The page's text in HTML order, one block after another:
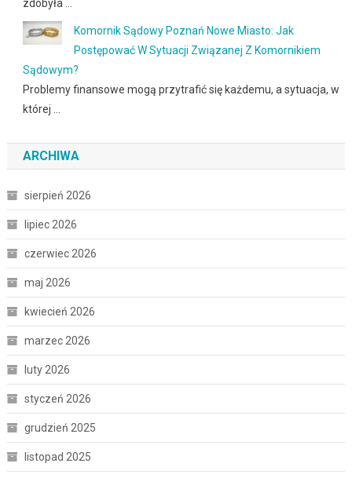
zdobyła …
Komornik Sądowy Poznań Nowe Miasto: Jak
Postępować W Sytuacji Związanej Z Komornikiem
Sądowym?
Problemy finansowe mogą przytrafić się każdemu, a sytuacja, w
której …
ARCHIWA
sierpień 2026
lipiec 2026
czerwiec 2026
maj 2026
kwiecień 2026
marzec 2026
luty 2026
styczeń 2026
grudzień 2025
listopad 2025